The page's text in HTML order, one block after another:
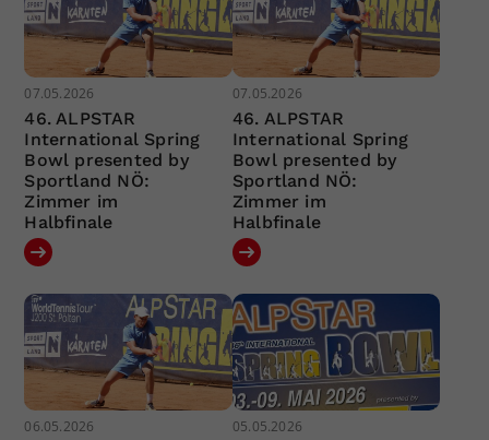
07.05.2026
46. ALPSTAR
International Spring
Bowl presented by
Sportland NÖ:
Zimmer im
Halbfinale
07.05.2026
46. ALPSTAR
International Spring
Bowl presented by
Sportland NÖ:
Zimmer im
Halbfinale
06.05.2026 05.05.2026